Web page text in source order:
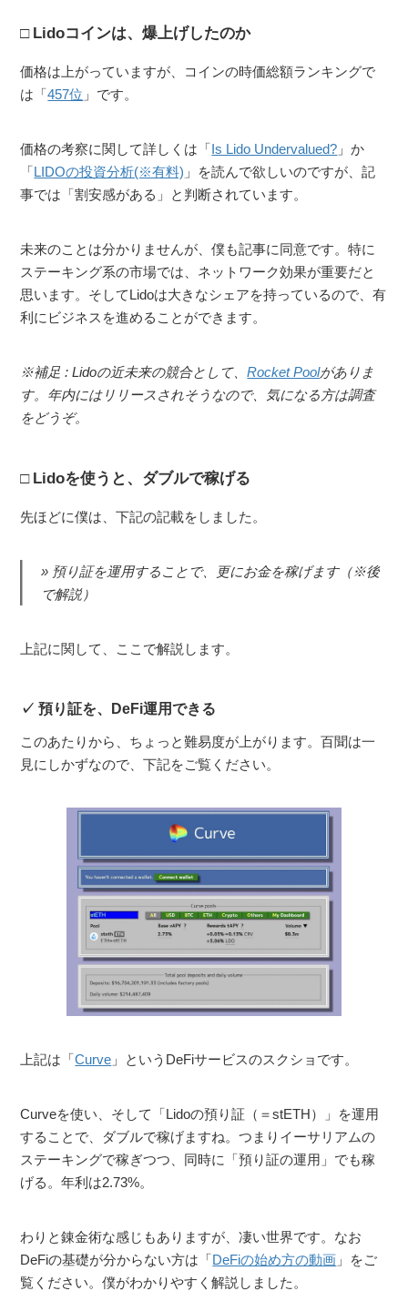
Lidoコインは、爆上げしたのか
価格は上がっていますが、コインの時価総額ランキングで
は「457位 」です。
価格の考察に関して詳しくは「Is Lido Undervalued? 」か
「LIDOの投資分析(※有料) 」を読んで欲しいのですが、記
事では「割安感がある」と判断されています。
未来のことは分かりませんが、僕も記事に同意です。特に
ステーキング系の市場では、ネットワーク効果が重要だと
思います。そしてLidoは大きなシェアを持っているので、有
利にビジネスを進めることができます。
※補足 : Lidoの近未来の競合として、Rocket Poolがありま
す。年内にはリリースされそうなので、気になる方は調査
をどうぞ。
Lidoを使うと、ダブルで稼げる
先ほどに僕は、下記の記載をしました。
預り証を運用することで、更にお金を稼げます（※後
で解説）
上記に関して、ここで解説します。
預り証を、DeFi運用できる
このあたりから、ちょっと難易度が上がります。百聞は一
見にしかずなので、下記をご覧ください。
上記は「Curve 」というDeFiサービスのスクショです。
Curveを使い、そして「Lidoの預り証（＝stETH）」を運用
することで、ダブルで稼げますね。つまりイーサリアムの
ステーキングで稼ぎつつ、同時に「預り証の運用」でも稼
げる。年利は2.73%。
わりと錬金術な感じもありますが、凄い世界です。なお
DeFiの基礎が分からない方は「DeFiの始め方の動画 」をご
覧ください。僕がわかりやすく解説しました。